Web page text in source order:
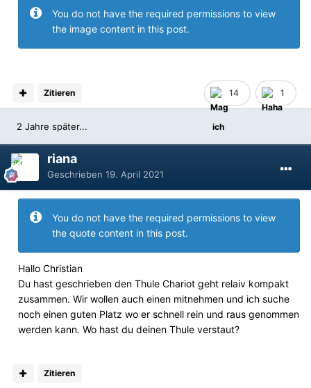
You do not have the required permissions to view
the image content in this post.
14 1
Zitieren
2 Jahre später...
riana
Geschrieben 19. April 2021
You do not have the required permissions to view
the quote content in this post.
Hallo Christian
Du hast geschrieben den Thule Chariot geht relaiv kompakt
zusammen. Wir wollen auch einen mitnehmen und ich suche
noch einen guten Platz wo er schnell rein und raus genommen
werden kann. Wo hast du deinen Thule verstaut?
Zitieren